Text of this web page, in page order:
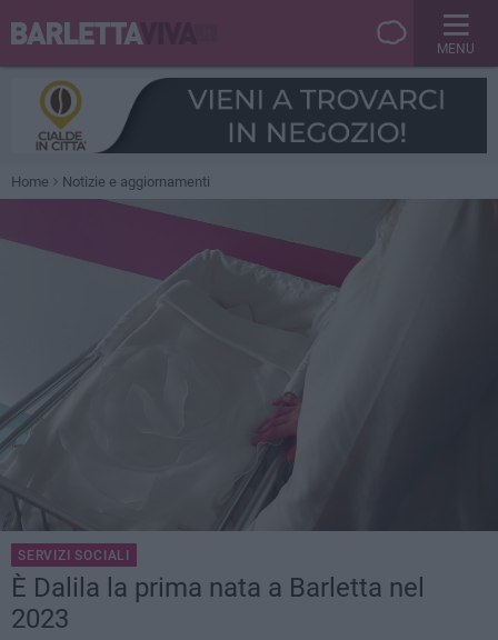
MENU
Home Notizie e aggiornamenti
SERVIZI SOCIALI
È Dalila la prima nata a Barletta nel
2023